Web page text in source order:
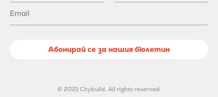
Абонирай се за нашия бюлетин
© 2021 Citybuild. All rights reserved.